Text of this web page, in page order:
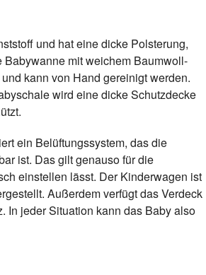
und hat eine dicke Polsterung,
mit weichem Baumwoll-
kann von Hand gereinigt werden.
wird eine dicke Schutzdecke
ein Belüftungssystem, das die
ist. Das gilt genauso für die
einstellen lässt. Der Kinderwagen ist
Außerdem verfügt das Verdeck
In jeder Situation kann das Baby also